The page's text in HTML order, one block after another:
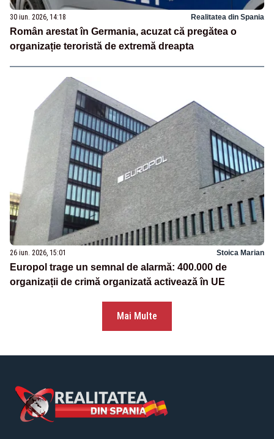
30 iun. 2026, 14:18 Realitatea din Spania
Român arestat în Germania, acuzat că pregătea o
organizație teroristă de extremă dreapta
26 iun. 2026, 15:01 Stoica Marian
Europol trage un semnal de alarmă: 400.000 de
organizații de crimă organizată activează în UE
Mai Multe